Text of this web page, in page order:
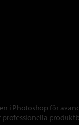
i Photoshop för
professionella